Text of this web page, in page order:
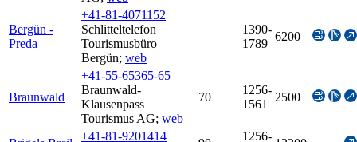
Bergün -
Preda
+41-81-4071152
Schlitteltelefon
Tourismusbüro
Bergün; web
1390-
1789
6200
Braunwald
+41-55-65365-65
Braunwald-
Klausenpass
Tourismus AG; web
70
1256-
1561
2500
+41-81-9201414
1256-